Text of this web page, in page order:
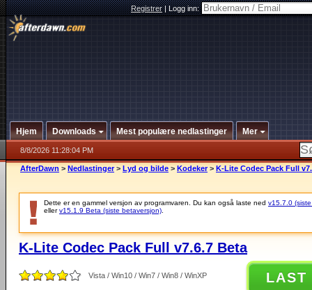
Registrer|Logg inn:
Hjem Downloads Mest populære nedlastinger Mer
8/8/2026 11:28:04 PM
AfterDawn > Nedlastinger > Lyd og bilde > Kodeker > K-Lite Codec Pack Full
Dette er en gammel versjon av programvaren. Du kan også laste ned v15.7.0
ellerv15.1.9 Beta (siste betaversjon)
K-Lite Codec Pack Full v7.6.7 Beta
Vista / Win10 / Win7 / Win8 / WinXP LAST